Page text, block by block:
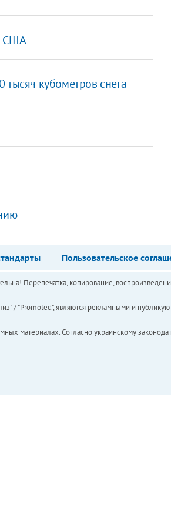
США
тысяч кубометров снега
Пользовательское
Перепечатка, копирование,
/ "Promoted", являются рекламными и
материалах. Согласно украинскому